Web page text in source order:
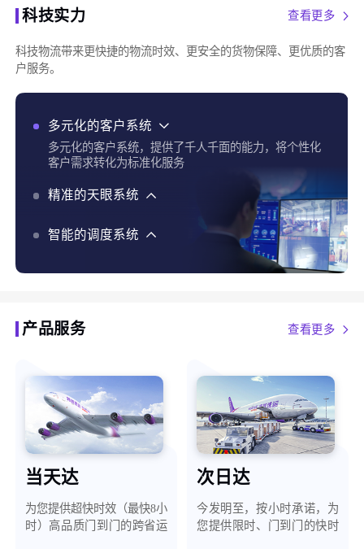
科技实力 查看更多
科技物流带来更快捷的物流时效、更安全的货物保障、更优质的客
户服务。
多元化的客户系统
多元化的客户系统，提供了千人千面的能力，将个性化
客户需求转化为标准化服务
精准的天眼系统
精准的天眼系统，实现了货物实时追踪、全程运输可视
化、智能预警，最大程度保障客户货物安全
智能的调度系统
智能的调度系统，使用AI、大数据、自有地图等能力，
结合货构、天气、路况等百种维度，为客户提供最优时
产品服务 查看更多
当天达
为您提供超快时效（最快8小
时）高品质门到门的跨省运
次日达
今发明至，按小时承诺，为
您提供限时、门到门的快时